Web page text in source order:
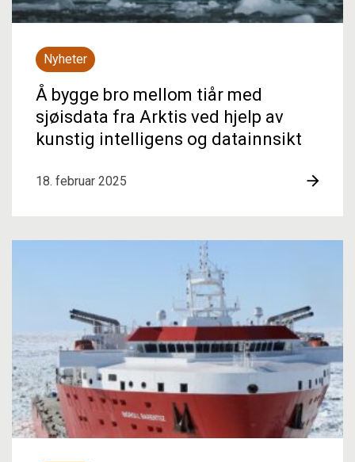
Nyheter
Å bygge bro mellom tiår med
sjøisdata fra Arktis ved hjelp av
kunstig intelligens og datainnsikt
18. februar 2025